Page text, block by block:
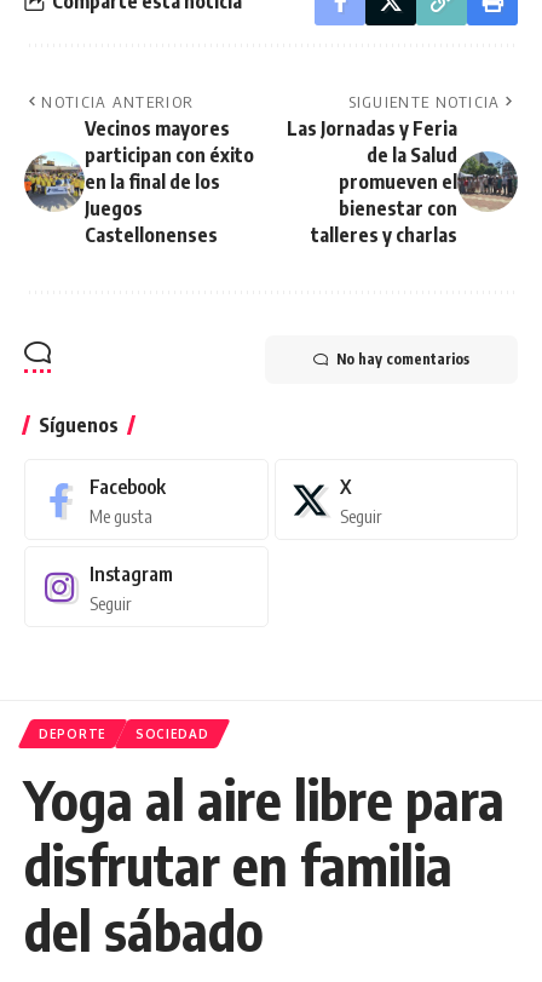
NOTICIA ANTERIOR
Vecinos mayores
participan con éxito
en la final de los
Juegos
Castellonenses
SIGUIENTE NOTICIA
Las Jornadas y Feria
de la Salud
promueven el
bienestar con
talleres y charlas
No hay comentarios
Síguenos
Facebook
Me gusta
X
Seguir
Instagram
Seguir
DEPORTE SOCIEDAD
Yoga al aire libre para
disfrutar en familia
del sábado